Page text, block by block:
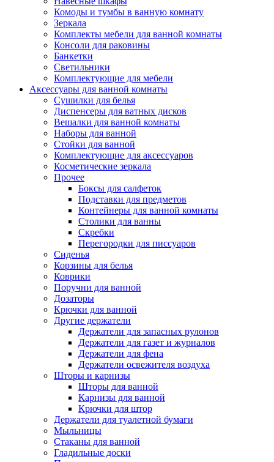
Комоды и тумбы в ванную комнату
Зеркала
Комплекты мебели для ванной комнаты
Консоли для раковины
Банкетки
Светильники
Комплектующие для мебели
Аксессуары для ванной комнаты
Сушилки для белья
Диспенсеры для ватных дисков
Вешалки для ванной комнаты
Наборы для ванной
Стойки для ванной
Комплектующие для аксессуаров
Косметические зеркала
Прочее
Боксы для салфеток
Подставки для предметов
Контейнеры для ванной комнаты
Столики для ванны
Скребки
Перегородки для писсуаров
Сиденья
Корзины для белья
Коврики
Поручни для ванной
Дозаторы
Крючки для ванной
Другие держатели
Держатели для запасных рулонов
Держатели для газет и журналов
Держатели для фена
Держатели освежителя воздуха
Шторы и карнизы
Шторы для ванной
Карнизы для ванной
Крючки для штор
Держатели для туалетной бумаги
Мыльницы
Стаканы для ванной
Гладильные доски